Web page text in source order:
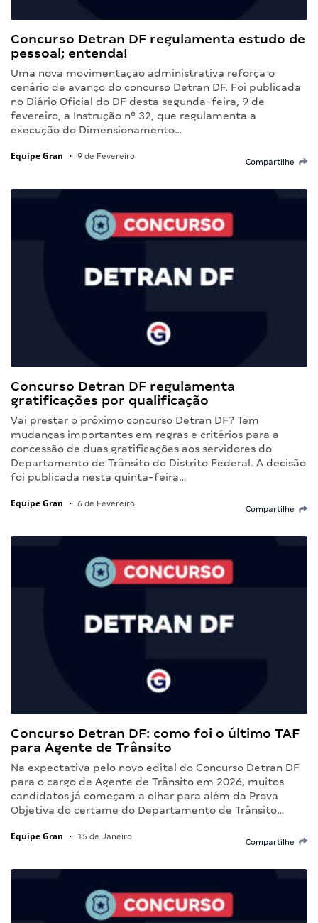
Concurso Detran DF regulamenta estudo de
pessoal; entenda!
Uma nova movimentação administrativa reforça o
cenário de avanço do concurso Detran DF. Foi publicada
no Diário Oficial do DF desta segunda-feira, 9 de
fevereiro, a Instrução nº 32, que regulamenta a
execução do Dimensionamento…
Equipe Gran • 9 de Fevereiro
Compartilhe
Concurso Detran DF regulamenta
gratificações por qualificação
Vai prestar o próximo concurso Detran DF? Tem
mudanças importantes em regras e critérios para a
concessão de duas gratificações aos servidores do
Departamento de Trânsito do Distrito Federal. A decisão
foi publicada nesta quinta-feira…
Equipe Gran • 6 de Fevereiro
Compartilhe
Concurso Detran DF: como foi o último TAF
para Agente de Trânsito
Na expectativa pelo novo edital do Concurso Detran DF
para o cargo de Agente de Trânsito em 2026, muitos
candidatos já começam a olhar para além da Prova
Objetiva do certame do Departamento de Trânsito…
Equipe Gran • 15 de Janeiro
Compartilhe